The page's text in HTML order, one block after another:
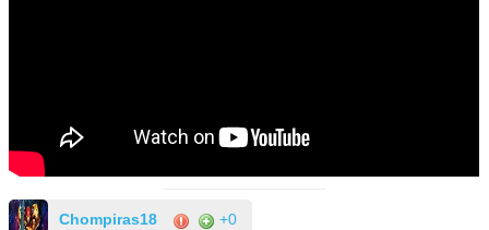
Chompiras18 +0